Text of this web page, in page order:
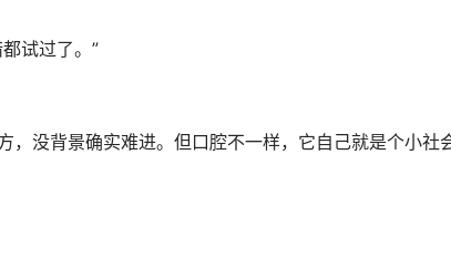
试过了。”
没背景确实难进。但口腔不一样，它自己就是个小社